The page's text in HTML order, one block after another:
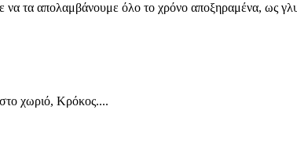
τα απολαμβάνουμε όλο το χρόνο αποξηραμένα, ως
χωριό, Κρόκος....